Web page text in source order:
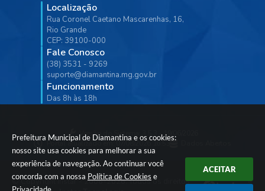
Prefeitura Municipal de Diamantina e os cookies:
nosso site usa cookies para melhorar a sua
experiência de navegação. Ao continuar você
concorda com a nossa Política de Cookies e
ACEITAR
Localização
Rua Coronel Caetano Mascarenhas, 16,
Rio Grande
CEP: 39100-000
Fale Conosco
(38) 3531 - 9269
suporte@diamantina.mg.gov.br
Funcionamento
Das 8h às 18h
Versão do Sistema:
3.5.3 - 19/06/2026
Portal atualizado em:07/08/2026 16:53
© Copyright Instar - 2006-2026. Todos os direitos